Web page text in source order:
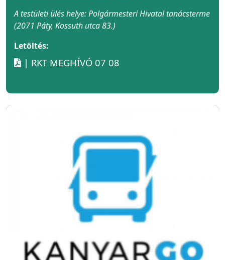
A testületi ülés helye: Polgármesteri Hivatal tanácsterme
(2071 Páty, Kossuth utca 83.)
Letöltés:
| RKT MEGHÍVÓ 07 08